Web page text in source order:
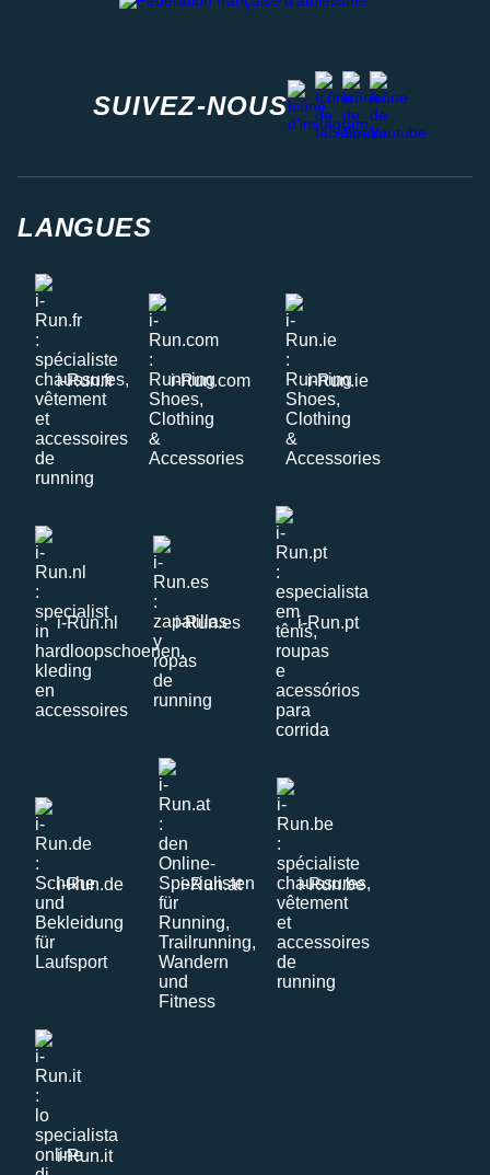
SUIVEZ-NOUS
instagram
facebook
stravayoutube
LANGUES
i-Run.fr i-Run.com i-Run.ie
i-Run.nl i-Run.es i-Run.pt
i-Run.de i-Run.at i-Run.be
i-Run.it